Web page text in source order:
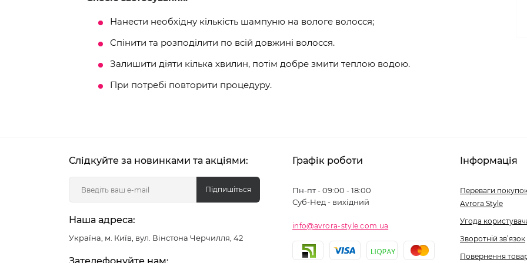
Нанести необхідну кількість шампуню на вологе волосся;
Спінити та розподілити по всій довжині волосся.
Залишити діяти кілька хвилин, потім добре змити теплою водою.
При потребі повторити процедуру.
Слідкуйте за новинками та акціями:
Підпишіться
Наша адреса:
Україна, м. Київ, вул. Вінстона Черчилля, 42
Графік роботи
Пн-пт - 09:00 - 18:00
Суб-Нед - вихідний
info@avrora-style.com.ua
Інформація
Переваги
Avrora Style
Угода
Зворотній зв’язок
Повернення